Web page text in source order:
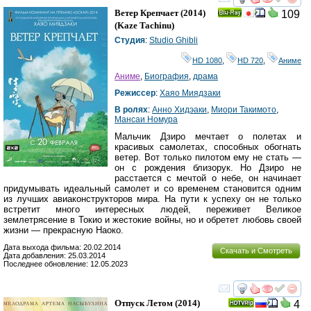
смотреть
109
Ветер Крепчает(2014)
(Kaze Tachinu)
Студия: Studio Ghibli
HD 1080 HD 720 Аниме
Аниме, Биография, драма
Режиссер: Хаяо Миядзаки
В ролях: Анно Хидэаки, Миори Такимото,
Мансаи Номура
Мальчик Дзиро мечтает о полетах и
красивых самолетах, способных обогнать
ветер. Вот только пилотом ему не стать —
он с рождения близорук. Но Дзиро не
расстается с мечтой о небе, он начинает
придумывать идеальный самолет и со временем становится одним
из лучших авиаконструкторов мира. На пути к успеху он не только
встретит много интересных людей, переживет Великое
землетрясение в Токио и жестокие войны, но и обретет любовь своей
жизни — прекрасную Наоко.
Скачать и Смотреть
Дата выхода фильма: 20.02.2014
Дата добавления: 25.03.2014
Последнее обновление: 12.05.2023
смотреть
4
Отпуск Летом (2014)